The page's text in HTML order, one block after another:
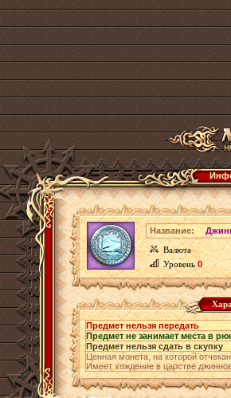
Название:
Валюта
Уровень0
Предмет нельзя передать
Предмет не занимает места в
Предмет нельзя сдать в скупку
Ценная монета, на которой
Имеет хождение в царстве